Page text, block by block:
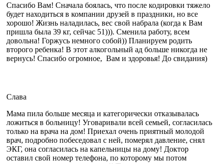
Спасибо Вам! Сначала боялась, что после кодировки тяжело
будет находиться в компании друзей в праздники, но все
хорошо! Жизнь наладилась, вес свой набрала (когда к Вам
пришла была 39 кг, сейчас 51))). Сменила работу, всем
довольна! Горжусь немного собой)) Планируем родить
второго ребенка! В этот алкогольный ад больше никогда не
вернусь! Спасибо огромное, Вам и здоровья! До свидания)
Слава
Мама пила больше месяца и категорически отказывалась
ложиться в больницу! Уговаривали всей семьей, согласилась
только на врача на дом! Приехал очень приятный молодой
врач, подробно побеседовал с ней, померял давление, снял
ЭКГ, она согласилась на капельницы на дому! Доктор
оставил свой номер телефона, по которому мы потом